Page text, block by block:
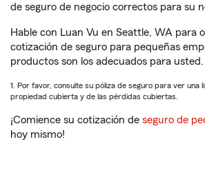
de seguro de negocio correctos para su
Hable con Luan Vu en Seattle, WA para
cotización de seguro para pequeñas
productos son los adecuados para usted.
1. Por favor, consulte su póliza de seguro para ver una
propiedad cubierta y de las pérdidas cubiertas.
¡Comience su cotización de seguro de
hoy mismo!